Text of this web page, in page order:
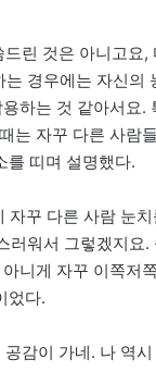
린 것은 아니고요,
는 경우에는 자신의
하는 것 같아서요.
는 자꾸 다른 사람
를 띠며 설명했다.
자꾸 다른 사람 눈
러워서 그렇겠지요.
니게 자꾸 이쪽저
었다.
공감이 가네. 나 역